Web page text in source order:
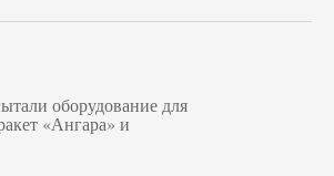
оборудование для
«Ангара» и